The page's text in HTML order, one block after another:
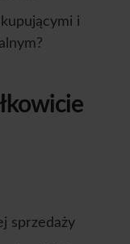
i
sprzedaży